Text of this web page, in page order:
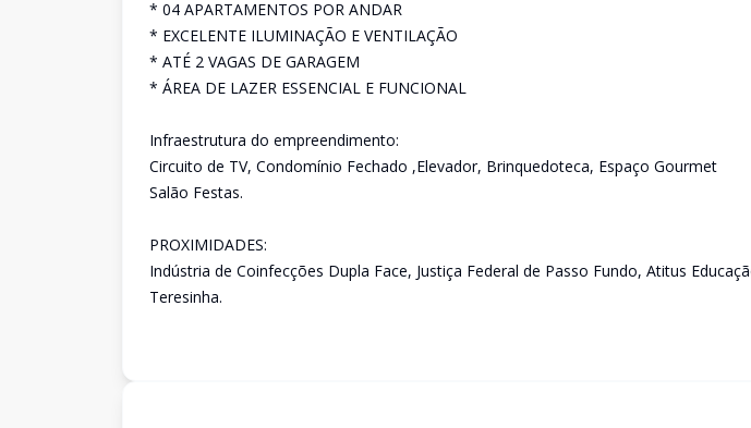
* 04 APARTAMENTOS POR ANDAR
* EXCELENTE ILUMINAÇÃO E VENTILAÇÃO
* ATÉ 2 VAGAS DE GARAGEM
* ÁREA DE LAZER ESSENCIAL E FUNCIONAL
Infraestrutura do empreendimento:
Circuito de TV, Condomínio Fechado ,Elevador, Brinquedoteca, Espaço Gourmet
Salão Festas.
PROXIMIDADES:
Indústria de Coinfecções Dupla Face, Justiça Federal de Passo Fundo, Atitus
Teresinha.